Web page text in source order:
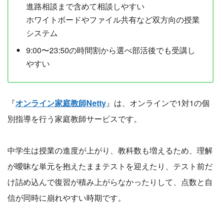
進路相談まで含めて相談しやすい
ホワイトボードやファイル共有など双方向の授業
システム
9:00〜23:50の時間割から選べ部活後でも受講し
やすい
『オンライン家庭教師Netty』は、オンラインで1対1の個
別指導を行う家庭教師サービスです。
中学生は授業の進度が上がり、教科数も増えるため、理解
が曖昧な単元を抱えたままテストを迎えたり、テスト前だ
け詰め込んで復習が積み上がらなかったりして、点数と自
信が同時に崩れやすい時期です。